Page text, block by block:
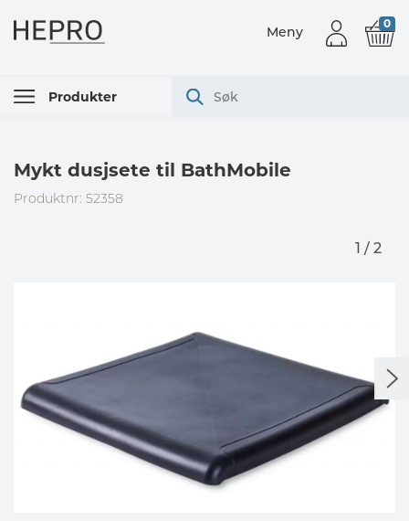
Produkter
Meny
0
Mykt dusjsete til BathMobile
Produktnr: 52358
1 / 2